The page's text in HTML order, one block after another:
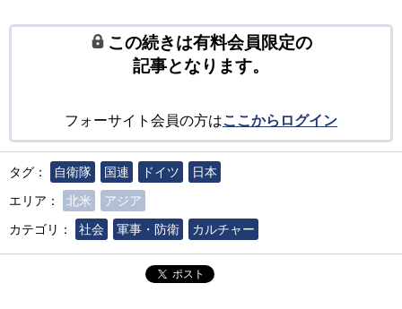
この続きは有料会員限定の
記事となります。
フォーサイト会員の方はここからログイン
タグ： 自衛隊 国連 ドイツ
日本
エリア：
北米
アジア
カテゴリ：
社会 軍事・防衛 カルチャー
ポスト